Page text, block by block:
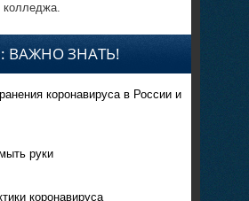
колледжа.
ВАЖНО ЗНАТЬ!
коронавируса в России и
руки
коронавируса